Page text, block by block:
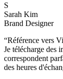
S
Sarah Kim
Brand Designer
“Référence vers
Je télécharge des
correspondent
des heures